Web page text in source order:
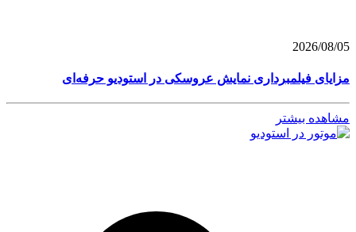
2026/08/05
مزایای فیلمبرداری نمایش عروسکی در استودیو حرفه‌ای
مشاهده بیشتر